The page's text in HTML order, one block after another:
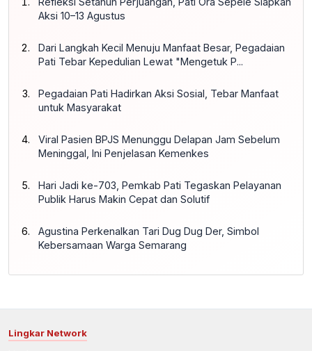
Aksi 10–13 Agustus
Dari Langkah Kecil Menuju Manfaat Besar, Pegadaian
Pati Tebar Kepedulian Lewat "Mengetuk P...
Pegadaian Pati Hadirkan Aksi Sosial, Tebar Manfaat
untuk Masyarakat
Viral Pasien BPJS Menunggu Delapan Jam Sebelum
Meninggal, Ini Penjelasan Kemenkes
Hari Jadi ke-703, Pemkab Pati Tegaskan Pelayanan
Publik Harus Makin Cepat dan Solutif
Agustina Perkenalkan Tari Dug Dug Der, Simbol
Kebersamaan Warga Semarang
Lingkar Network